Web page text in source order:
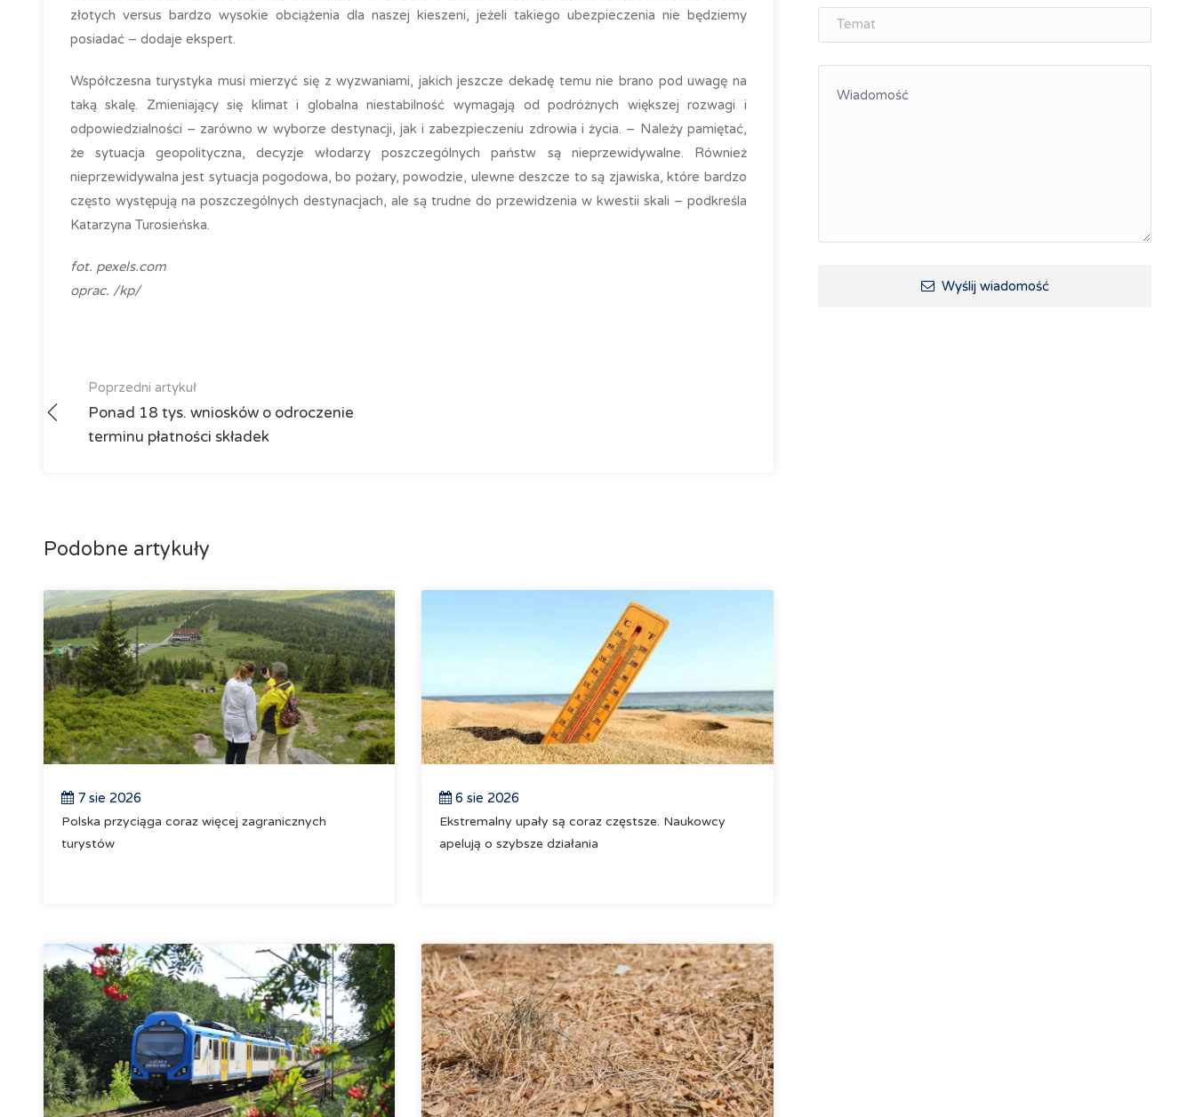
złotych versus bardzo wysokie obciążenia dla naszej kieszeni, jeżeli takiego ubezpieczenia nie będziemy
posiadać – dodaje ekspert.
Współczesna turystyka musi mierzyć się z wyzwaniami, jakich jeszcze dekadę temu nie brano pod uwagę na
taką skalę. Zmieniający się klimat i globalna niestabilność wymagają od podróżnych większej rozwagi i
odpowiedzialności – zarówno w wyborze destynacji, jak i zabezpieczeniu zdrowia i życia. – Należy pamiętać,
że sytuacja geopolityczna, decyzje włodarzy poszczególnych państw są nieprzewidywalne. Również
nieprzewidywalna jest sytuacja pogodowa, bo pożary, powodzie, ulewne deszcze to są zjawiska, które bardzo
często występują na poszczególnych destynacjach, ale są trudne do przewidzenia w kwestii skali – podkreśla
Katarzyna Turosieńska.
fot. pexels.com
oprac. /kp/
Poprzedni artykuł
Ponad 18 tys. wniosków o odroczenie
terminu płatności składek
Podobne artykuły
7 sie 2026
Polska przyciąga coraz więcej zagranicznych
turystów
6 sie 2026
Ekstremalny upały są coraz częstsze. Naukowcy
apelują o szybsze działania
ŚLĄSK.ONLINE
Integracja
Wyślij wiadomość